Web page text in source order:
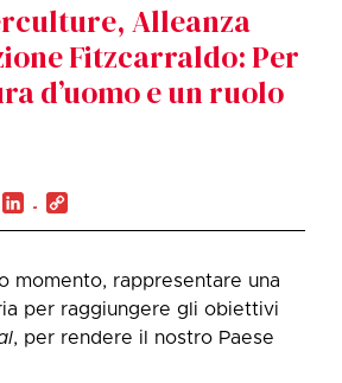
Alleanza
Fitzcarraldo: Per
d’uomo e un ruolo
TwitterLinkedIn
momento, rappresentare una
per raggiungere gli obiettivi
, per rendere il nostro Paese